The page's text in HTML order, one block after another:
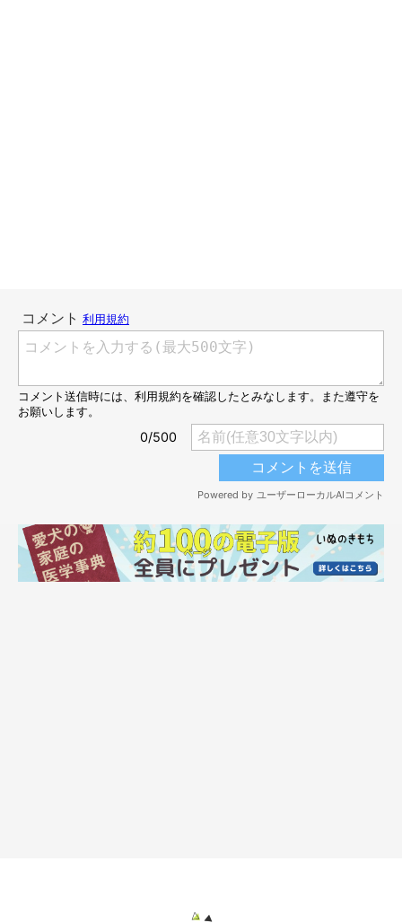
たとえそれが人間用であっても『アタシの物はアタシの物・人間
先日、高校生の次女が「これかわいい！」と言った座椅子を購入
しました。食パンの形をした、かわいらしい座椅子です。